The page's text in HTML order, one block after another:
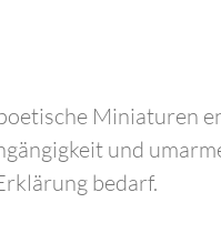
Miniaturen
und
bedarf.